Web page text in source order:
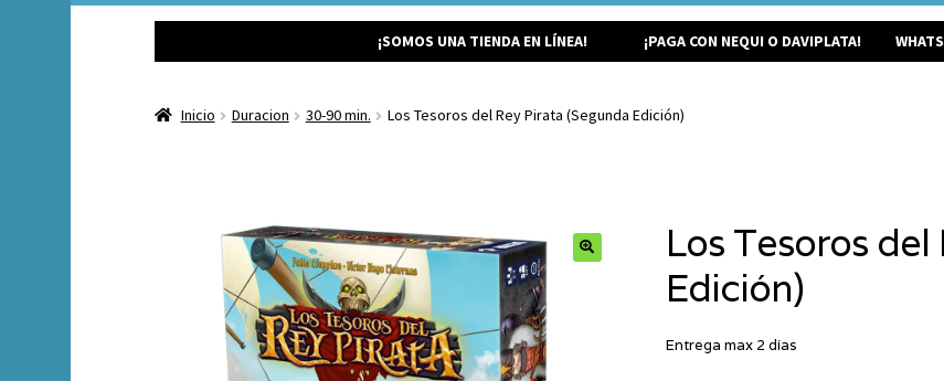
¡SOMOS UNA TIENDA EN LÍNEA! ¡PAGA CON NEQUI O DAVIPLATA!
Inicio Duracion 30-90 min. Los Tesoros del Rey Pirata (Segunda Edición)
Los Tesoros
Edición)
Entrega max 2 días